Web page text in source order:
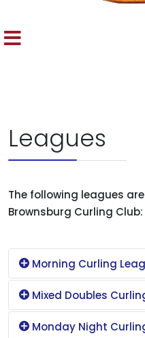
Leagues
The following leagues
Brownsburg Curling Club:
Morning Curling
Mixed Doubles
Monday Night